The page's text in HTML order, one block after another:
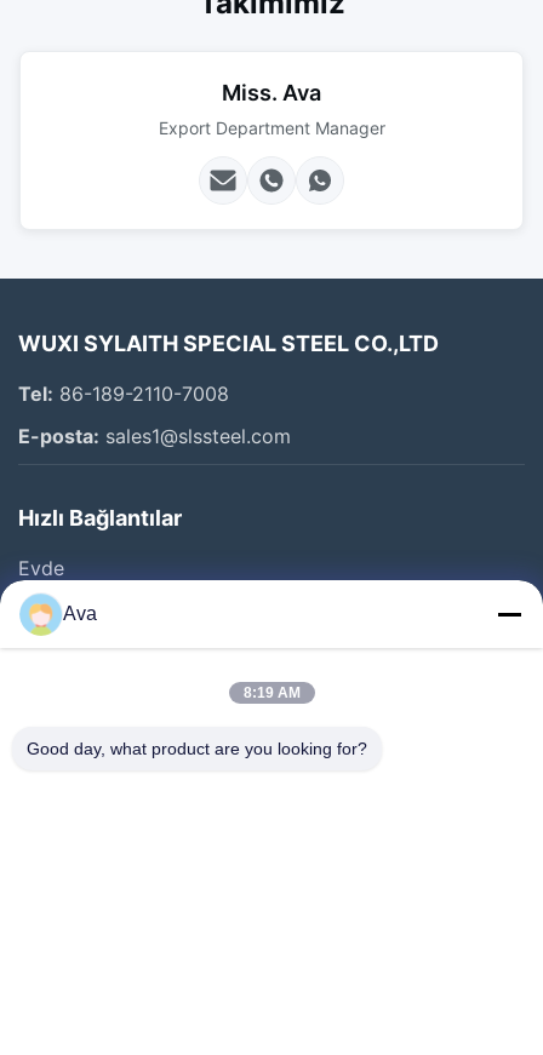
Miss. Ava
Export Department Manager
WUXI SYLAITH SPECIAL STEEL CO.,LTD
Tel: 86-189-2110-7008
E-posta: sales1@slssteel.com
Hızlı Bağlantılar
Evde
Ürün
Videolar
Fabrika Turu
Ava
8:19 AM
Good day, what product are you looking for?